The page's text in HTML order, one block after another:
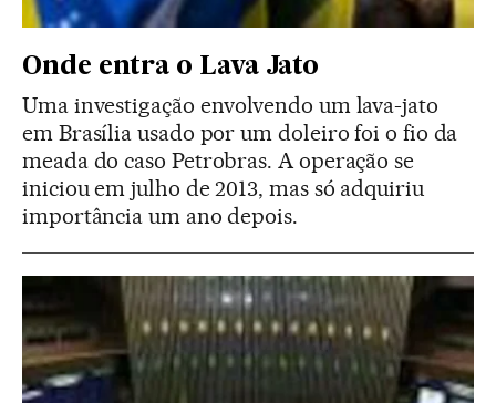
Onde entra o Lava Jato
Uma investigação envolvendo um lava-jato
em Brasília usado por um doleiro foi o fio da
meada do caso Petrobras. A operação se
iniciou em julho de 2013, mas só adquiriu
importância um ano depois.